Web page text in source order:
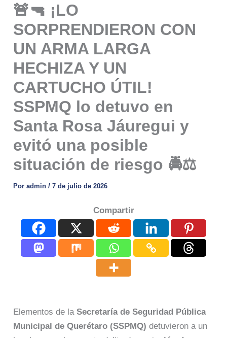
🚨🔫 ¡LO
SORPRENDIERON CON
UN ARMA LARGA
HECHIZA Y UN
CARTUCHO ÚTIL!
SSPMQ lo detuvo en
Santa Rosa Jáuregui y
evitó una posible
situación de riesgo 🚔⚖️
Poradmin/7 de julio de 2026
Compartir
Elementos de laSecretaría de Seguridad Pública
Municipal de Querétaro (SSPMQ) detuvieron a un